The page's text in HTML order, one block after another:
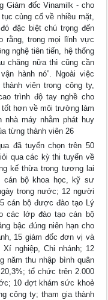
Giám đốc Vinamilk - cho
củng cố về nhiều mặt,
đặc biệt chú trọng đến
rằng, trong mọi lĩnh vực
nghệ tiên tiến, hệ thống
chăng nữa thì cũng cần
hành nó”. Ngoài việc
viên trong công ty,
trình độ tay nghề cho
hơn về môi trường làm
nhà máy nhằm phát huy
từng thành viên 26
đã tuyển chọn trên 50
qua các kỳ thi tuyển về
kế thừa trong tương lai
bộ khoa học, kỹ sư
trong nước; 12 người
cán bộ được đào tạo Lý
các lớp đào tạo cán bộ
bậc đúng niên hạn cho
15 giám đốc đơn vị và
Xí nghiệp, Chi nhánh; 12
năm thu nhập bình quân
tổ chức trên 2.000
10 đợt khám sức khoẻ
công ty; tham gia thành